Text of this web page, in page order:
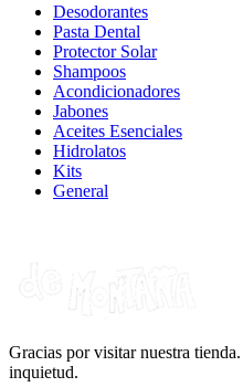
Desodorantes
Pasta Dental
Protector Solar
Shampoos
Acondicionadores
Jabones
Aceites Esenciales
Hidrolatos
Kits
General
Gracias por visitar nuestra
inquietud.